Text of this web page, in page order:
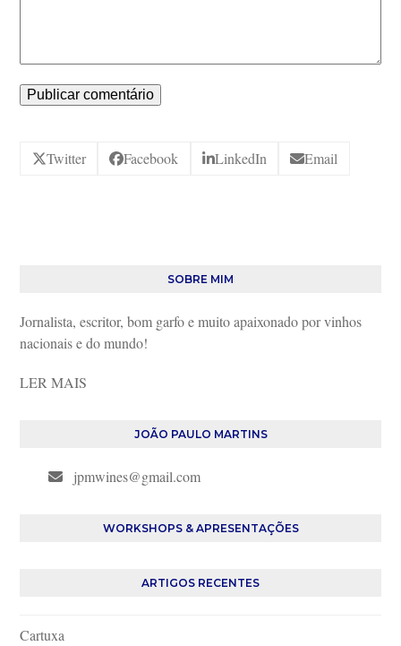
Twitter Facebook LinkedIn Email
SOBRE MIM
Jornalista, escritor, bom garfo e muito apaixonado por vinhos
nacionais e do mundo!
LER MAIS
JOÃO PAULO MARTINS
jpmwines@gmail.com
WORKSHOPS & APRESENTAÇÕES
ARTIGOS RECENTES
Cartuxa